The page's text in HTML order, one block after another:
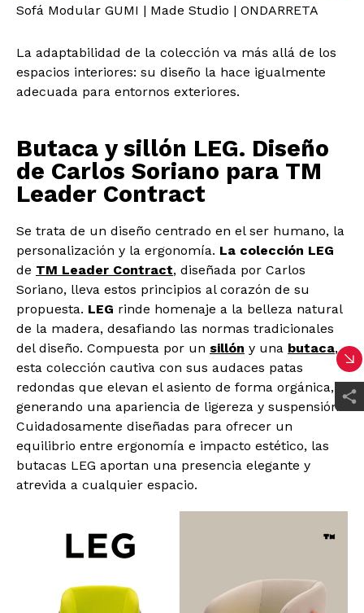
Sofá Modular GUMI | Made Studio | ONDARRETA
La adaptabilidad de la colección va más allá de los
espacios interiores: su diseño la hace igualmente
adecuada para entornos exteriores.
Butaca y sillón LEG. Diseño
de Carlos Soriano para TM
Leader Contract
Se trata de un diseño centrado en el ser humano, la
personalización y la ergonomía. La colección LEG
de TM Leader Contract, diseñada por Carlos
Soriano, lleva estos principios al corazón de su
propuesta. LEG rinde homenaje a la belleza natural
de la madera, desafiando las normas tradicionales
del diseño. Compuesta por un sillón y una butaca,
esta colección cautiva con sus audaces patas
redondas que elevan el asiento de forma orgánica,
generando una apariencia de ligereza y suspensión.
Cuidadosamente diseñadas para ofrecer un
equilibrio entre ergonomía e impacto estético, las
butacas LEG aportan una presencia elegante y
atrevida a cualquier espacio.